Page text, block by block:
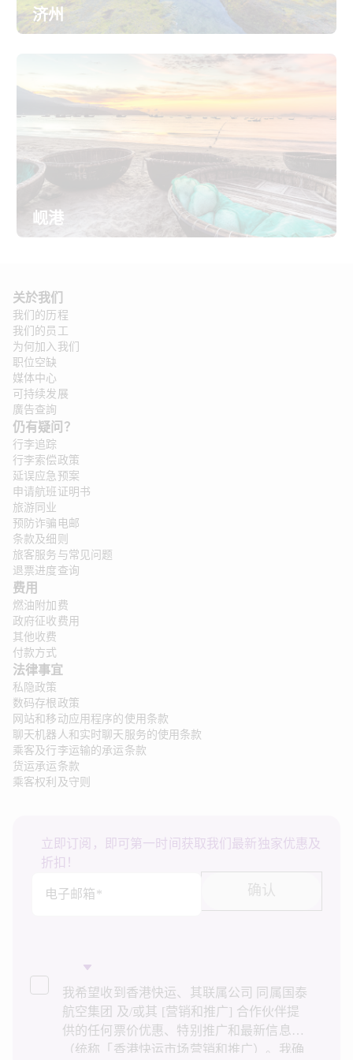
济州
岘港
关於我们
我们的历程
我们的员工
为何加入我们
职位空缺
媒体中心
可持续发展
廣告查詢
仍有疑问？
行李追踪
行李索偿政策
延误应急预案
申请航班证明书
旅游同业
预防诈骗电邮
条款及细则
旅客服务与常见问题
退票进度查询
费用
燃油附加费
政府征收费用
其他收费
付款方式
法律事宜
私隐政策
数码存根政策
网站和移动应用程序的使用条款
聊天机器人和实时聊天服务的使用条款
乘客及行李运输的承运条款
货运承运条款
乘客权利及守则
立即订阅，即可第一时间获取我们最新独家优惠及
折扣！
电子邮箱*
确认
我希望收到香港快运、其联属公司 同属国泰
航空集团 及/或其 [营销和推广] 合作伙伴提
供的任何票价优惠、特别推广和最新信息
（统称「香港快运市场营销和推广）。我确